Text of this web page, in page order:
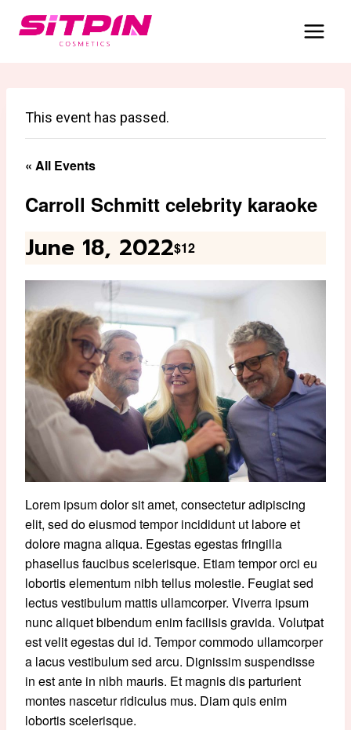
This event has passed.
« All Events
Carroll Schmitt celebrity karaoke
June 18, 2022$12
Lorem ipsum dolor sit amet, consectetur adipiscing
elit, sed do eiusmod tempor incididunt ut labore et
dolore magna aliqua. Egestas egestas fringilla
phasellus faucibus scelerisque. Etiam tempor orci eu
lobortis elementum nibh tellus molestie. Feugiat sed
lectus vestibulum mattis ullamcorper. Viverra ipsum
nunc aliquet bibendum enim facilisis gravida. Volutpat
est velit egestas dui id. Tempor commodo ullamcorper
a lacus vestibulum sed arcu. Dignissim suspendisse
in est ante in nibh mauris. Et magnis dis parturient
montes nascetur ridiculus mus. Diam quis enim
lobortis scelerisque.